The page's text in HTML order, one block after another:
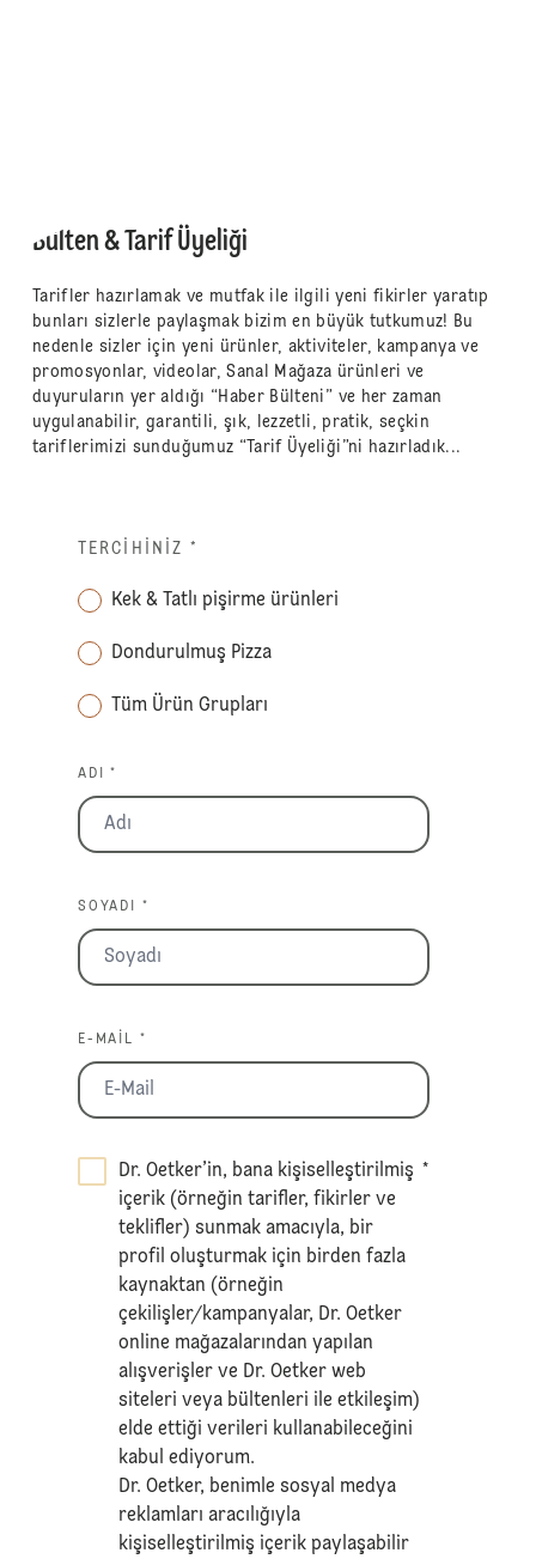
Bülten & Tarif Üyeliği
Tarifler hazırlamak ve mutfak ile ilgili yeni fikirler yaratıp
bunları sizlerle paylaşmak bizim en büyük tutkumuz! Bu
nedenle sizler için yeni ürünler, aktiviteler, kampanya ve
promosyonlar, videolar, Sanal Mağaza ürünleri ve
duyuruların yer aldığı “Haber Bülteni” ve her zaman
uygulanabilir, garantili, şık, lezzetli, pratik, seçkin
tariflerimizi sunduğumuz “Tarif Üyeliği”ni hazırladık...
TERCIHINIZ *
Kek & Tatlı pişirme ürünleri
Dondurulmuş Pizza
Tüm Ürün Grupları
ADI *
SOYADI *
E-MAIL *
Dr. Oetker’in, bana kişiselleştirilmiş
içerik (örneğin tarifler, fikirler ve
teklifler) sunmak amacıyla, bir
profil oluşturmak için birden fazla
kaynaktan (örneğin
çekilişler/kampanyalar, Dr. Oetker
online mağazalarından yapılan
alışverişler ve Dr. Oetker web
siteleri veya bültenleri ile etkileşim)
elde ettiği verileri kullanabileceğini
kabul ediyorum.
Dr. Oetker, benimle sosyal medya
reklamları aracılığıyla
kişiselleştirilmiş içerik paylaşabilir
*